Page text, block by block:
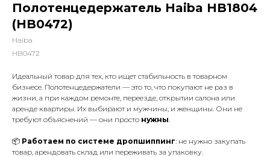
Полотенцедержатель Haiba HB1804
(HB0472)
Haiba
HB0472
Идеальный товар для тех, кто ищет стабильность в товарном
бизнесе. Полотенцедержатели — это то, что покупают не раз в
жизни, а при каждом ремонте, переезде, открытии салона или
аренде квартиры. Их выбирают и мужчины, и женщины. Они не
требуют объяснений — они просто нужны.
📦 Работаем по системе дропшиппинг: не нужно закупать
товар, арендовать склад или переживать за упаковку.